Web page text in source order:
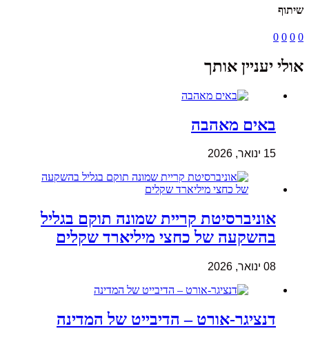
שיתוף
0
0
0
0
אולי יעניין אותך
באים מאהבה
15 ינואר, 2026
אוניברסיטת קריית שמונה תוקם בגליל
בהשקעה של כחצי מיליארד שקלים
08 ינואר, 2026
דנציגר-אורט – הדיבייט של המדינה